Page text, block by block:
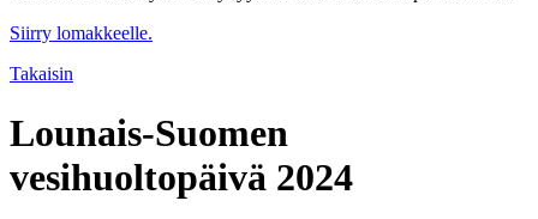
Siirry lomakkeelle.
Takaisin
Lounais-Suomen
vesihuoltopäivä 2024